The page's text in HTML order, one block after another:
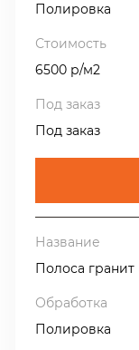
Полировка
6500 р/м2
Под заказ
Полоса
Полировка